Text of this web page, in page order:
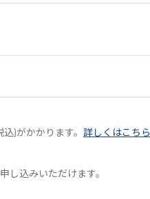
込)がかかります。 詳しくはこちら
し込みいただけます。